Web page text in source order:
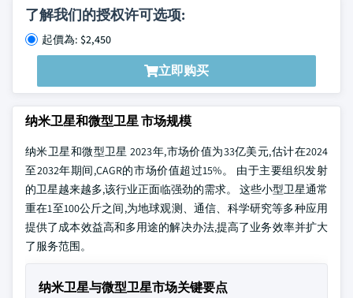
了解我们的授权许可选项:
起價為: $2,450
立即购买
纳米卫星和微型卫星 市场规模
纳米卫星和微型卫星 2023年,市场价值为33亿美元,估计在2024
至2032年期间,CAGR的市场价值超过15%。 由于主要组织发射
的卫星越来越多,该行业正面临强劲的需求。 这些小型卫星通常
重在1至100公斤之间,为地球观测、通信、科学研究等多种应用
提供了成本效益高和多用途的解决办法,提高了业务效率并扩大
了服务范围。
纳米卫星与微型卫星市场关键要点